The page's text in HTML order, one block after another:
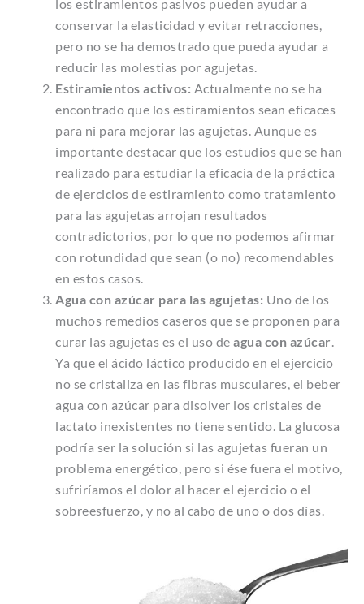
los estiramientos pasivos pueden ayudar a
conservar la elasticidad y evitar retracciones,
pero no se ha demostrado que pueda ayudar a
reducir las molestias por agujetas.
Estiramientos activos: Actualmente no se ha
encontrado que los estiramientos sean eficaces
para ni para mejorar las agujetas. Aunque es
importante destacar que los estudios que se han
realizado para estudiar la eficacia de la práctica
de ejercicios de estiramiento como tratamiento
para las agujetas arrojan resultados
contradictorios, por lo que no podemos afirmar
con rotundidad que sean (o no) recomendables
en estos casos.
Agua con azúcar para las agujetas: Uno de los
muchos remedios caseros que se proponen para
curar las agujetas es el uso de agua con azúcar.
Ya que el ácido láctico producido en el ejercicio
no se cristaliza en las fibras musculares, el beber
agua con azúcar para disolver los cristales de
lactato inexistentes no tiene sentido. La glucosa
podría ser la solución si las agujetas fueran un
problema energético, pero si ése fuera el motivo,
sufriríamos el dolor al hacer el ejercicio o el
sobreesfuerzo, y no al cabo de uno o dos días.